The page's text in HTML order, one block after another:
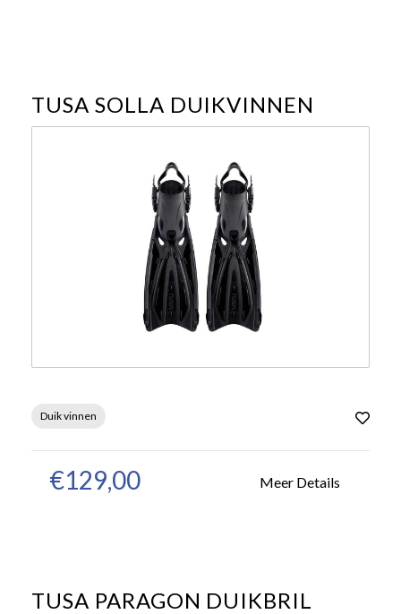
TUSA SOLLA DUIKVINNEN
Duik vinnen
€129,00 Meer Details
TUSA PARAGON DUIKBRIL